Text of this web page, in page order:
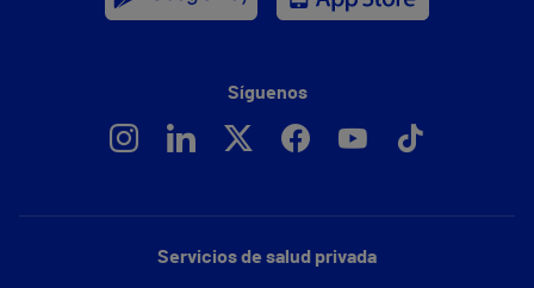
Servicios de salud privada
Síguenos